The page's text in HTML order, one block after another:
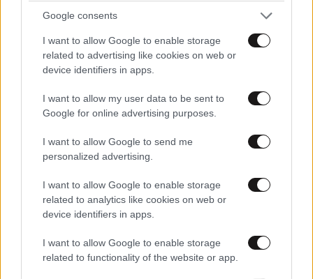
Google consents
I want to allow Google to enable storage
related to advertising like cookies on web or
device identifiers in apps.
I want to allow my user data to be sent to
Google for online advertising purposes.
I want to allow Google to send me
personalized advertising.
I want to allow Google to enable storage
related to analytics like cookies on web or
device identifiers in apps.
I want to allow Google to enable storage
related to functionality of the website or app.
Φωτιά σε χαμηλή βλάστηση στην Κάρπαθο –
Ισχυρή κινητοποίηση της Πυροσβεστικής